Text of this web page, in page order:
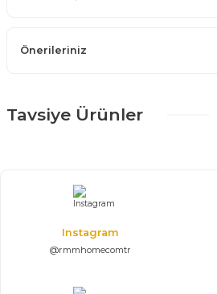
Önerileriniz
Tavsiye Ürünler
Instagram
@rmmhomecomtr